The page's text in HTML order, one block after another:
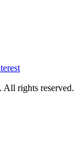
rights reserved.